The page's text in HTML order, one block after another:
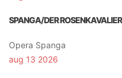
SPANGA/DER
Opera Spanga
aug 13 2026